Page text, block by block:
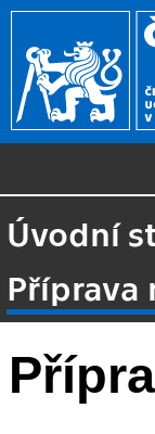
Úvodní
Příprava